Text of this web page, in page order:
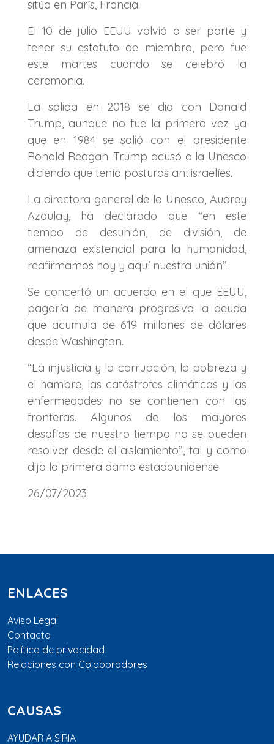
sitúa en París, Francia.
El 10 de julio EEUU volvió a ser parte y
tener su estatuto de miembro, pero fue
este martes cuando se celebró la
ceremonia.
La salida en 2018 se dio con Donald
Trump, aunque no fue la primera vez ya
que en 1984 se salió con el presidente
Ronald Reagan.Trump acusó a la Unesco
diciendo que tenía posturas antiisraelíes.
La directora general de la Unesco, Audrey
Azoulay, ha declarado que “en este
tiempo de desunión, de división, de
amenaza existencial para la humanidad,
reafirmamos hoy y aquí nuestra unión”.
Se concertó un acuerdo en el que EEUU,
pagaría de manera progresiva la deuda
que acumula de 619 millones de dólares
desde Washington.
“La injusticia y la corrupción, la pobreza y
el hambre, las catástrofes climáticas y las
enfermedades no se contienen con las
fronteras. Algunos de los mayores
desafíos de nuestro tiempo no se pueden
resolver desde el aislamiento”, tal y como
dijo la primera dama estadounidense.
26/07/2023
ENLACES
Aviso Legal
Contacto
Política de privacidad
Relaciones con Colaboradores
CAUSAS
AYUDAR A SIRIA